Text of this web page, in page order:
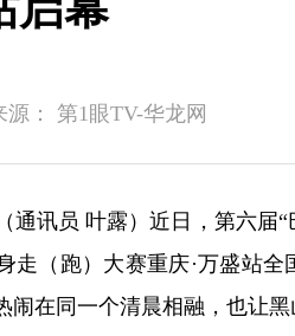
源： 第1眼TV-华龙网
通讯员 叶露）近日，第六届
走（跑）大赛重庆·万盛站
闹在同一个清晨相融，也让黑